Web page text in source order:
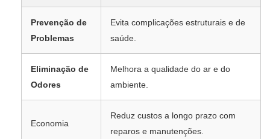
Prevenção de
Problemas
Evita complicações estruturais e de
saúde.
Eliminação de
Odores
Melhora a qualidade do ar e do
ambiente.
Economia
Reduz custos a longo prazo com
reparos e manutenções.